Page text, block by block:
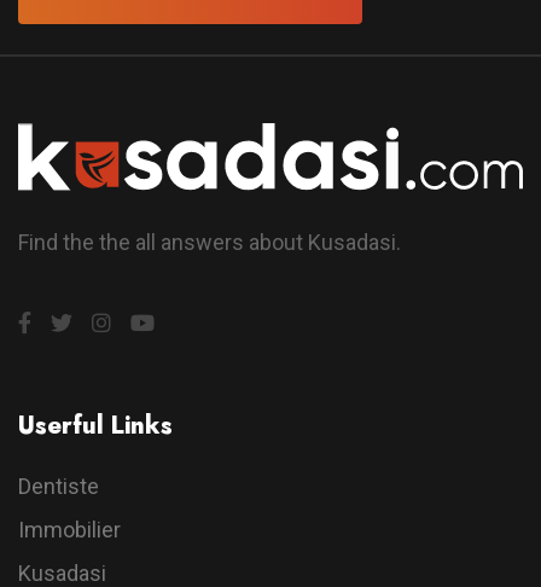
Find the the all answers about Kusadasi.
Userful Links
Dentiste
Immobilier
Kusadasi